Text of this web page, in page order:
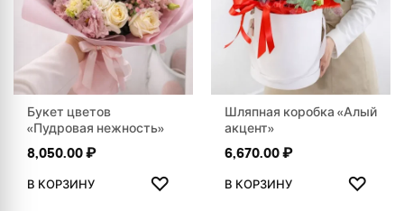
Букет цветов
«Пудровая нежность»
8,050.00₽
В КОРЗИНУ ♡
ДОБАВИТЬ В ИЗБРАННОЕ
Шляпная коробка «Алый
акцент»
6,670.00₽
В КОРЗИНУ ♡